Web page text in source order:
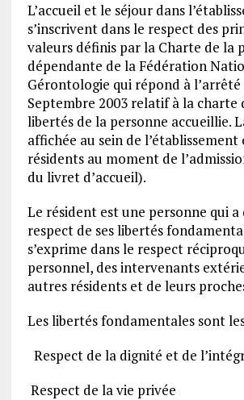
L’accueil et le séjour dans
s’inscrivent dans le respect des
valeurs définis par la Charte de la
dépendante de la Fédération
Gérontologie qui répond à l’arrêté
Septembre 2003 relatif à la charte
libertés de la personne accueillie.
affichée au sein de
résidents au moment de
du livret d’accueil).
Le résident est une personne qui
respect de ses libertés
s’exprime dans le respect
personnel, des intervenants
autres résidents et de leurs
Les libertés fondamentales sont
Respect de la dignité et de
Respect de la vie privée